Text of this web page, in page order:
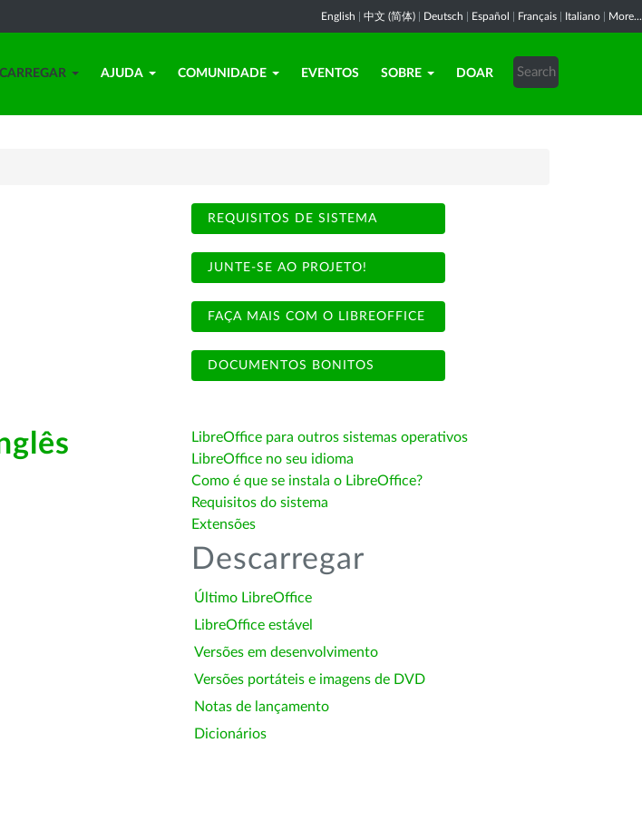
English 中文 (简体) Deutsch Español Français Italiano More...
AJUDA COMUNIDADE EVENTOS SOBRE DOAR
REQUISITOS DE SISTEMA
JUNTE-SE AO PROJETO!
FAÇA MAIS COM O LIBREOFFICE
DOCUMENTOS BONITOS
LibreOffice para outros sistemas operativos
LibreOffice no seu idioma
Como é que se instala o LibreOffice?
Requisitos do sistema
Extensões
Descarregar
Último LibreOffice
LibreOffice estável
Versões em desenvolvimento
Versões portáteis e imagens de DVD
Notas de lançamento
Dicionários